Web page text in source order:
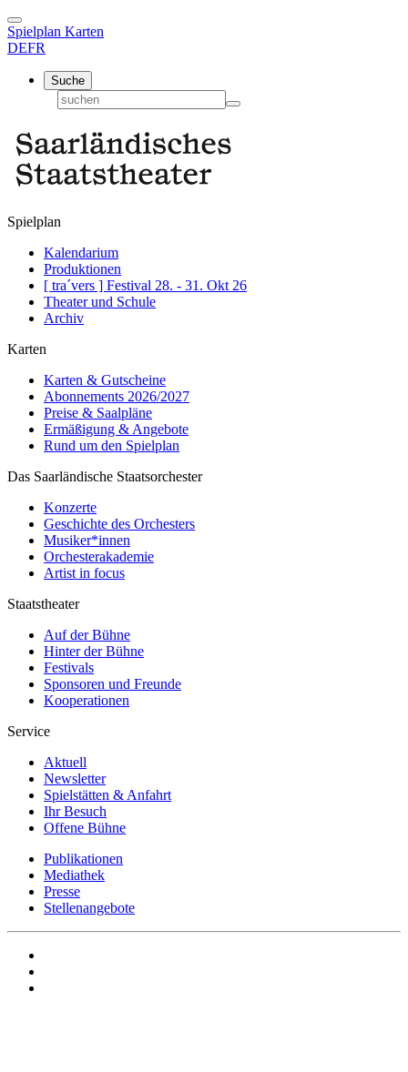
Spielplan Karten
DEFR
Suche
Spielplan
Kalendarium
Produktionen
[ tra´vers ] Festival 28. - 31. Okt 26
Theater und Schule
Archiv
Karten
Karten & Gutscheine
Abonnements 2026/2027
Preise & Saalpläne
Ermäßigung & Angebote
Rund um den Spielplan
Das Saarländische Staatsorchester
Konzerte
Geschichte des Orchesters
Musiker*innen
Orchesterakademie
Artist in focus
Staatstheater
Auf der Bühne
Hinter der Bühne
Festivals
Sponsoren und Freunde
Kooperationen
Service
Aktuell
Newsletter
Spielstätten & Anfahrt
Ihr Besuch
Offene Bühne
Publikationen
Mediathek
Presse
Stellenangebote